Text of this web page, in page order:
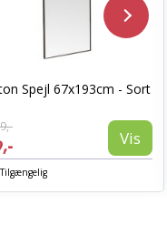
Spejl 67x193cm - Sort
Vis
Tilgængelig